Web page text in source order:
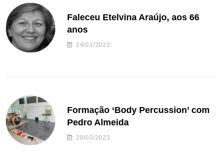
Faleceu Etelvina Araújo, aos 66
anos
24/03/2023
Formação ‘Body Percussion’ com
Pedro Almeida
20/03/2023